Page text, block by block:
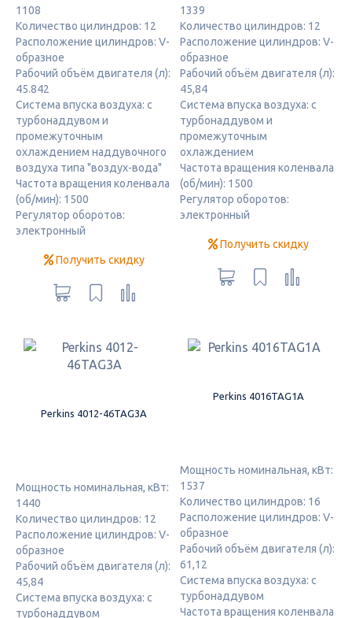
1108
Количество цилиндров: 12
Расположение цилиндров: V-
образное
Рабочий объём двигателя (л):
45.842
Система впуска воздуха: с
турбонаддувом и
промежуточным
охлаждением наддувочного
воздуха типа "воздух-вода"
Частота вращения коленвала
(об/мин): 1500
Регулятор оборотов:
электронный
Получить скидку
1339
Количество цилиндров: 12
Расположение цилиндров: V-
образное
Рабочий объём двигателя (л):
45,84
Система впуска воздуха: с
турбонаддувом и
промежуточным
охлаждением
Частота вращения коленвала
(об/мин): 1500
Регулятор оборотов:
электронный
Получить скидку
Perkins 4012-46TAG3A
Мощность номинальная, кВт:
1440
Количество цилиндров: 12
Расположение цилиндров: V-
образное
Рабочий объём двигателя (л):
45,84
Система впуска воздуха: с
турбонаддувом
Perkins 4016TAG1A
Мощность номинальная, кВт:
1537
Количество цилиндров: 16
Расположение цилиндров: V-
образное
Рабочий объём двигателя (л):
61,12
Система впуска воздуха: с
турбонаддувом
Частота вращения коленвала